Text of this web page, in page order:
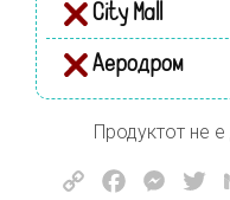
City Mall
Аеродром
Продуктот не
Copy
Facebook